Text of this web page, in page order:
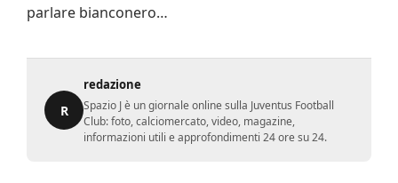
parlare bianconero…
R
redazione
Spazio J è un giornale online sulla Juventus Football
Club: foto, calciomercato, video, magazine,
informazioni utili e approfondimenti 24 ore su 24.